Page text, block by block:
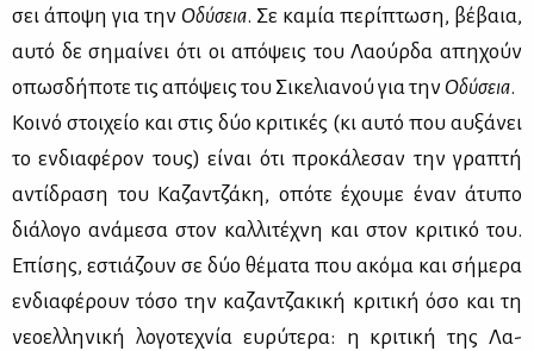
σει άπο­ψη για την Οδύ­σεια. Σε κα­μία πε­ρί­πτω­ση, βέ­βαια,
αυ­τό δε ση­μαί­νει ότι οι από­ψεις του Λα­ούρ­δα απη­χούν
οπωσ­δή­πο­τε τις από­ψεις του Σι­κε­λια­νού για την Οδύ­σεια.
Κοι­νό στοι­χείο και στις δύο κρι­τι­κές (κι αυ­τό που αυ­ξά­νει
το εν­δια­φέ­ρον τους) εί­ναι ότι προ­κά­λε­σαν την γρα­πτή
αντί­δρα­ση του Κα­ζαν­τζά­κη, οπό­τε έχου­με έναν άτυ­πο
διά­λο­γο ανά­με­σα στον καλ­λι­τέ­χνη και στον κρι­τι­κό του.
Επί­σης, εστιά­ζουν σε δύο θέ­μα­τα που ακό­μα και σή­με­ρα
εν­δια­φέ­ρουν τό­σο την κα­ζαν­τζα­κι­κή κρι­τι­κή όσο και τη
νε­ο­ελ­λη­νι­κή λο­γο­τε­χνία ευ­ρύ­τε­ρα: η κρι­τι­κή της Λα­